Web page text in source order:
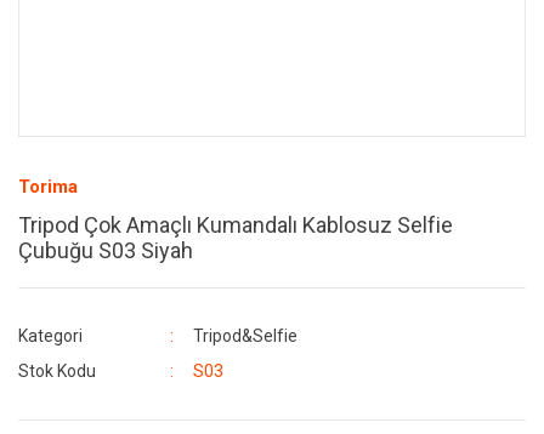
Torima
Tripod Çok Amaçlı Kumandalı Kablosuz Selfie
Çubuğu S03 Siyah
Kategori
Tripod&Selfie
Stok Kodu
S03